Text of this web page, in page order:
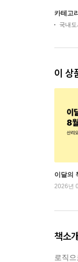
카테고
국내도
이 상
이달의
2026년
책소
로직